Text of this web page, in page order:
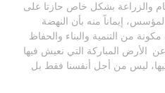
عام والزراعة بشكل خاص حازتا على
إيماناً منه بأن النهضة
من التنمية والبناء والحفاظ
عن
الأرض المباركة التي نعيش فيها
فيها، ليس من أجل أنفسنا فقط بل